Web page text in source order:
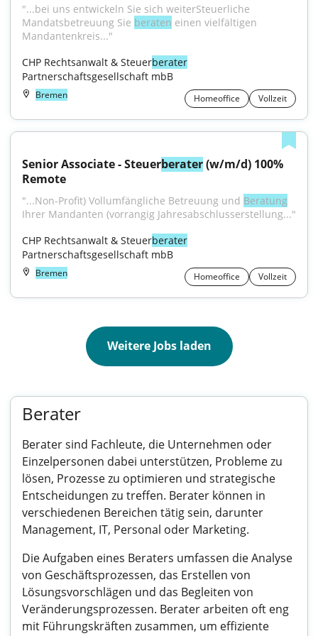
"...bei uns entwickeln Sie sich weiterSteuerliche
Mandatsbetreuung Sie beraten einen vielfältigen
Mandantenkreis..."
CHP Rechtsanwalt & Steuerberater
Partnerschaftsgesellschaft mbB
Bremen Homeoffice Vollzeit
Senior Associate - Steuerberater (w/m/d) 100%
Remote
"...Non-Profit) Vollumfängliche Betreuung und Beratung
Ihrer Mandanten (vorrangig Jahresabschlusserstellung..."
CHP Rechtsanwalt & Steuerberater
Partnerschaftsgesellschaft mbB
Bremen Homeoffice Vollzeit
Weitere Jobs laden
Berater
Berater sind Fachleute, die Unternehmen oder
Einzelpersonen dabei unterstützen, Probleme zu
lösen, Prozesse zu optimieren und strategische
Entscheidungen zu treffen. Berater können in
verschiedenen Bereichen tätig sein, darunter
Management, IT, Personal oder Marketing.
Die Aufgaben eines Beraters umfassen die Analyse
von Geschäftsprozessen, das Erstellen von
Lösungsvorschlägen und das Begleiten von
Veränderungsprozessen. Berater arbeiten oft eng
mit Führungskräften zusammen, um effiziente